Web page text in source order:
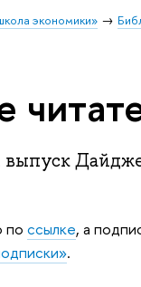
экономики»
выпуск
поссылке, а
.